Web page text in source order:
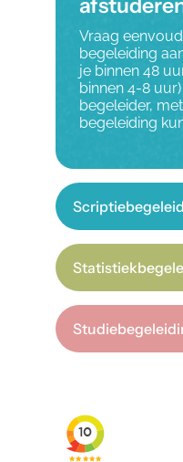
Vraag
begeleiding
je binnen 48
binnen 4-8
begeleider,
begeleiding